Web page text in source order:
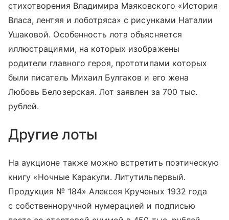
стихотворения Владимира Маяковского «История
Власа, лентяя и лоботряса» с рисунками Наталии
Ушаковой. Особенность лота объясняется
иллюстрациями, на которых изображены
родители главного героя, прототипами которых
были писатель Михаил Булгаков и его жена
Любовь Белозерская. Лот заявлен за 700 тыс.
рублей.
Другие лоты
На аукционе также можно встретить поэтическую
книгу «Ночные Каракули. Литутильпервый.
Продукция № 184» Алексея Крученых 1932 года
с собственноручной нумерацией и подписью